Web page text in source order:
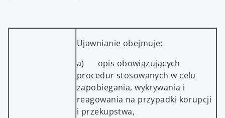
Ujawnianie obejmuje:
a) opis obowiązujących
procedur stosowanych w celu
zapobiegania, wykrywania i
reagowania na przypadki korupcji
i przekupstwa,